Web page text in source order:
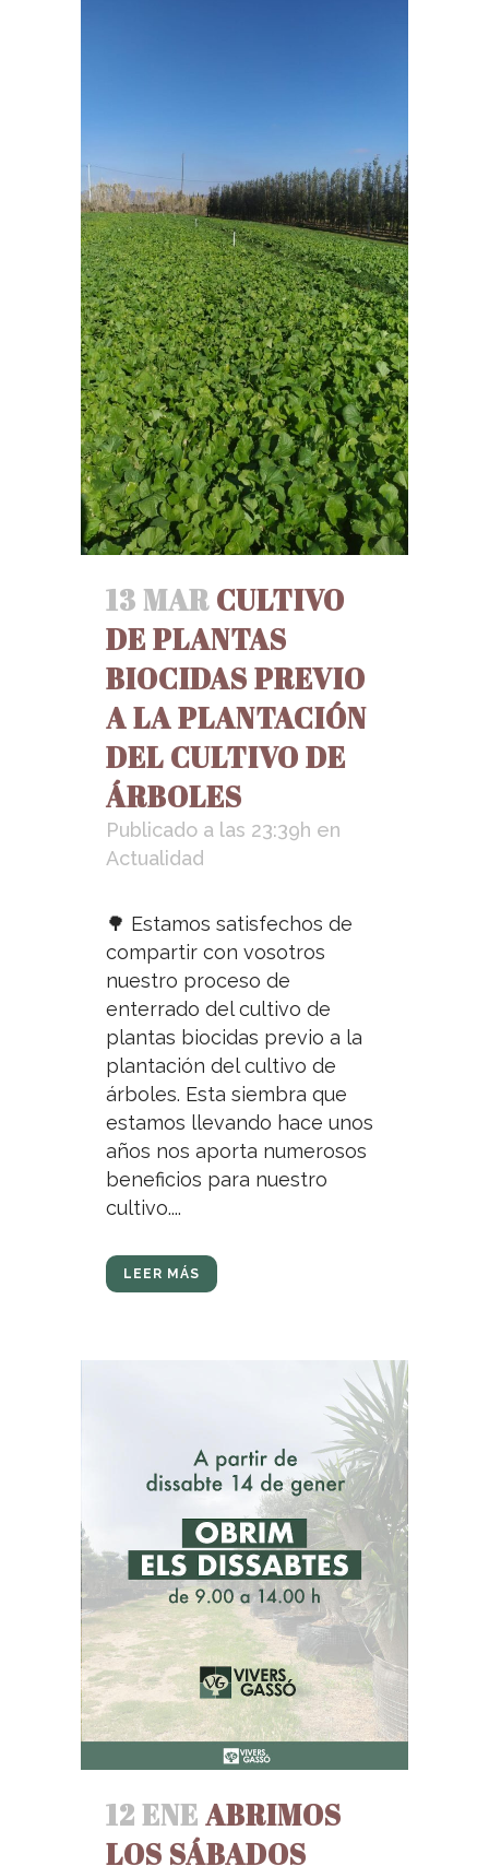
13 MARCULTIVO
DE PLANTAS
BIOCIDAS PREVIO
A LA PLANTACIÓN
DEL CULTIVO DE
ÁRBOLES
Publicado a las 23:39h en
Actualidad
🌳 Estamos satisfechos de
compartir con vosotros
nuestro proceso de
enterrado del cultivo de
plantas biocidas previo a la
plantación del cultivo de
árboles. Esta siembra que
estamos llevando hace unos
años nos aporta numerosos
beneficios para nuestro
cultivo....
LEER MÁS
12 ENEABRIMOS
LOS SÁBADOS